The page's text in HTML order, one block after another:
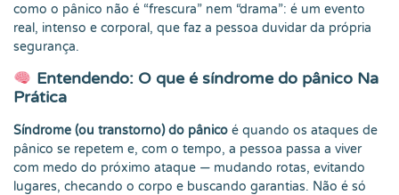
como o pânico não é “frescura” nem “drama”: é um evento
real, intenso e corporal, que faz a pessoa duvidar da própria
segurança.
Entendendo: O que é síndrome do pânico Na
Prática
Síndrome (ou transtorno) do pânico é quando os ataques de
pânico se repetem e, com o tempo, a pessoa passa a viver
com medo do próximo ataque — mudando rotas, evitando
lugares, checando o corpo e buscando garantias. Não é só